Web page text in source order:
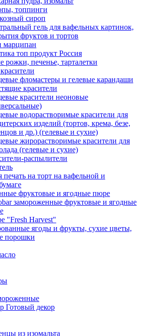
топпинги
сироп
гель для вафельных картинок,
фруктов и тортов
марципан
топ продукт Россия
рожки, печенье, тарталетки
фломастеры и гелевые карандаши
красители
красители неоновые
водорастворимые красители для
изделий (тортов, крема, безе,
и др.) (гелевые и сухие)
жирорастворимые красители для
(гелевые и сухие)
распылители
печать на торт на вафельной и
фруктовые и ягодные пюре
замороженные фруктовые и ягодные
"Fresh Harvest"
ягоды и фрукты, сухие цветы,
порошки
Готовый декор
из изомальта